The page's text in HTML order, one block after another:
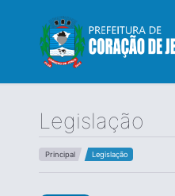
Legislação
Principal Legislação